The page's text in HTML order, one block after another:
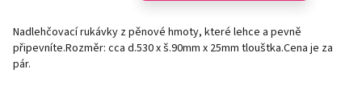
Nadlehčovací rukávky z pěnové hmoty, které lehce a pevně
připevníte.Rozměr: cca d.530 x š.90mm x 25mm tlouštka.Cena je za
pár.